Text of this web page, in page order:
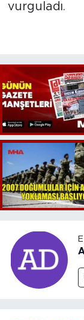
vurguladı.